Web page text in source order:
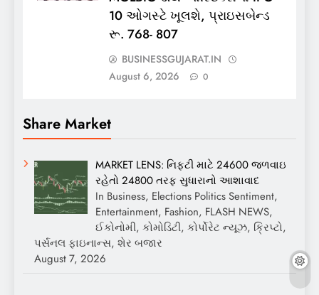
10 ઓગસ્ટે ખૂલશે, પ્રાઇસબેન્ડ
રૂ. 768- 807
BUSINESSGUJARAT.IN
August 6, 2026
0
Share Market
MARKET LENS: નિફ્ટી માટે 24600 જળવાઇ
રહેતો 24800 તરફ સુધારાનો આશાવાદ
In Business, Elections Politics Sentiment,
Entertainment, Fashion, FLASH NEWS,
ઈકોનોમી, કોમોડિટી, કોર્પોરેટ ન્યૂઝ, ક્રિપ્ટો,
પર્સનલ ફાઇનાન્સ, શેર બજાર
August 7, 2026